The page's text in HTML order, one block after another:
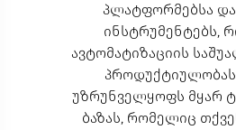
პლატფორმებსა
ინსტრუმენტებს,
ავტომატიზაციის
უზრუნველყოფს მყარ
ბაზას, რომელიც